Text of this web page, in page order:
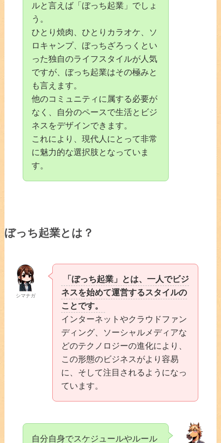
ルと言えば「ぼっち起業」でしょ
う。
ひとり焼肉、ひとりカラオケ、ソ
ロキャンプ、ぼっちざろっくとい
った独自のライフスタイルが人気
ですが、ぼっち起業はその極みと
も言えます。
他のコミュニティに属する必要が
なく、自分のペースで生活とビジ
ネスをデザインできます。
これにより、現代人にとって非常
に魅力的な選択肢となっていま
す。
ぼっち起業とは？
シマナガ
「ぼっち起業」とは、一人でビジ
ネスを始めて運営するスタイルの
ことです。
インターネットやクラウドファン
ディング、ソーシャルメディアな
どのテクノロジーの進化により、
この形態のビジネスがより容易
に、そして注目されるようになっ
ています。
自分自身でスケジュールやルール